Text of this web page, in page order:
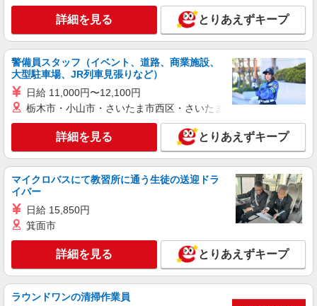
パート
ビッグボーイ 園田店
キッチン（フード）スタッフ
時給1180円 ※22:00以降は時給1475円 ※高校
生時給1180円 ■特別手当 早朝手当（6:00〜9:00）
時給＋150円 ※高校生は学校からの許可が必要な
場合、通学中の学校からの許可証が必要となりま
す。
大阪府豊中市利倉西2-82
キープ 詳細を見る
アルバイト パート
すき家 豊中浜店
すき家の店舗スタッフ（接客・調理・清掃な
大阪府豊中市浜4-3-7-2
キープ 詳細を見る
詳細を見る とりあえずキープ
警備員スタッフ（イベント、道路、商業施設、
大型駐車場、JR列車見張りなど）
日給 11,000円〜12,100円
栃木市・小山市・さいたま市西区・さいたま市岩槻区・久喜市・
詳細を見る とりあえずキープ
マイクロバスにて教習所に通う生徒の送迎ドラ
イバー
日給 15,850円
箕面市
詳細を見る とりあえずキープ
ラウンドワンの清掃作業員